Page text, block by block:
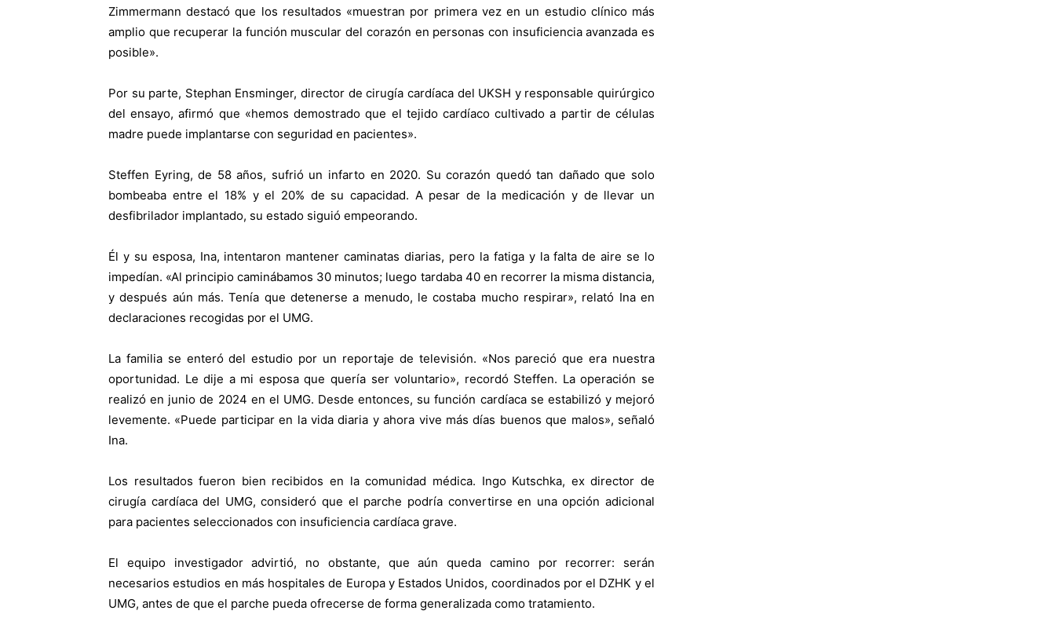
Zimmermann destacó que los resultados «muestran por primera vez en un estudio clínico más
amplio que recuperar la función muscular del corazón en personas con insuficiencia avanzada es
posible».
Por su parte, Stephan Ensminger, director de cirugía cardíaca del UKSH y responsable quirúrgico
del ensayo, afirmó que «hemos demostrado que el tejido cardíaco cultivado a partir de células
madre puede implantarse con seguridad en pacientes».
Steffen Eyring, de 58 años, sufrió un infarto en 2020. Su corazón quedó tan dañado que solo
bombeaba entre el 18% y el 20% de su capacidad. A pesar de la medicación y de llevar un
desfibrilador implantado, su estado siguió empeorando.
Él y su esposa, Ina, intentaron mantener caminatas diarias, pero la fatiga y la falta de aire se lo
impedían. «Al principio caminábamos 30 minutos; luego tardaba 40 en recorrer la misma distancia,
y después aún más. Tenía que detenerse a menudo, le costaba mucho respirar», relató Ina en
declaraciones recogidas por el UMG.
La familia se enteró del estudio por un reportaje de televisión. «Nos pareció que era nuestra
oportunidad. Le dije a mi esposa que quería ser voluntario», recordó Steffen. La operación se
realizó en junio de 2024 en el UMG. Desde entonces, su función cardíaca se estabilizó y mejoró
levemente. «Puede participar en la vida diaria y ahora vive más días buenos que malos», señaló
Ina.
Los resultados fueron bien recibidos en la comunidad médica. Ingo Kutschka, ex director de
cirugía cardíaca del UMG, consideró que el parche podría convertirse en una opción adicional
para pacientes seleccionados con insuficiencia cardíaca grave.
El equipo investigador advirtió, no obstante, que aún queda camino por recorrer: serán
necesarios estudios en más hospitales de Europa y Estados Unidos, coordinados por el DZHK y el
UMG, antes de que el parche pueda ofrecerse de forma generalizada como tratamiento.